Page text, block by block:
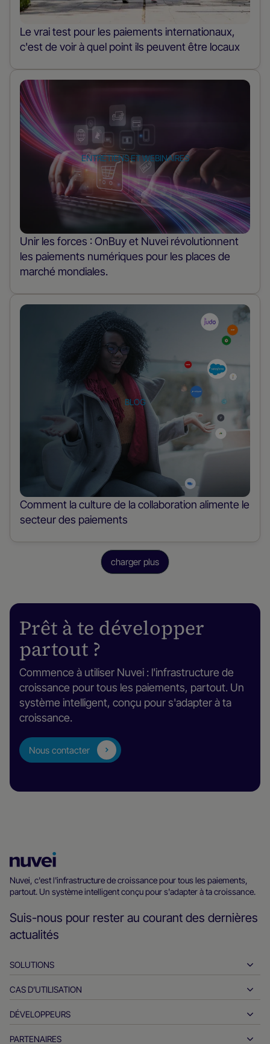
Le vrai test pour les paiements internationaux,
c'est de voir à quel point ils peuvent être locaux
En
savoir
plus
sur
poste
ENTRETIENS ET WEBINAIRES
Unir les forces : OnBuy et Nuvei révolutionnent
les paiements numériques pour les places de
marché mondiales.
En
BLOG
Comment la culture de la collaboration alimente le
secteur des paiements
charger plus
Prêt à te développer
partout ?
Commence à utiliser Nuvei : l'infrastructure de
croissance pour tous les paiements, partout. Un
système intelligent, conçu pour s'adapter à ta
croissance.
Nous contacter
d’accueil
Nuvei
Nuvei, c'est l'infrastructure de croissance pour tous les paiements,
partout. Un système intelligent conçu pour s'adapter à ta croissance.
Suis-nous pour rester au courant des dernières
actualités
SOLUTIONS
Encaissements
Décaissements
CAS D’UTILISATION
L'hospitalité
Automobile
DÉVELOPPEURS
Outils pour les développeurs
PARTENAIRES